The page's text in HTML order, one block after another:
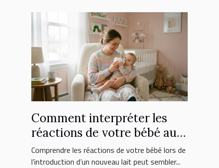
Comment interpréter les
réactions de votre bébé au
nouveau lait ?
Comprendre les réactions de votre bébé lors de
l’introduction d’un nouveau lait peut sembler...